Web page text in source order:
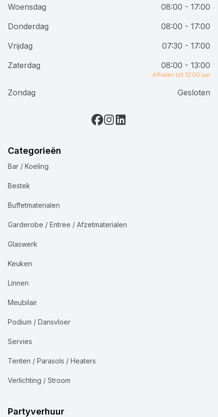
Woensdag
08:00 - 17:00
Donderdag
08:00 - 17:00
Vrijdag
07:30 - 17:00
Zaterdag
08:00 - 13:00
Afhalen tot 12:00 uur
Zondag Gesloten
Categorieën
Bar / Koeling
Bestek
Buffetmaterialen
Garderobe / Entree / Afzetmaterialen
Glaswerk
Keuken
Linnen
Meubilair
Podium / Dansvloer
Servies
Tenten / Parasols / Heaters
Verlichting / Stroom
Partyverhuur